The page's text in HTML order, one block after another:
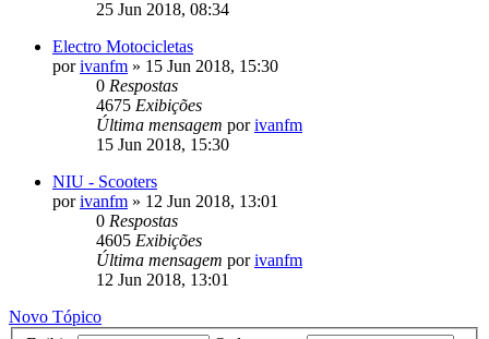
25 Jun 2018, 08:34
Electro Motocicletas
porivanfm » 15 Jun 2018, 15:30
0 Respostas
4675 Exibições
Última mensagem porivanfm
15 Jun 2018, 15:30
NIU - Scooters
porivanfm » 12 Jun 2018, 13:01
0 Respostas
4605 Exibições
Última mensagem porivanfm
12 Jun 2018, 13:01
Novo Tópico